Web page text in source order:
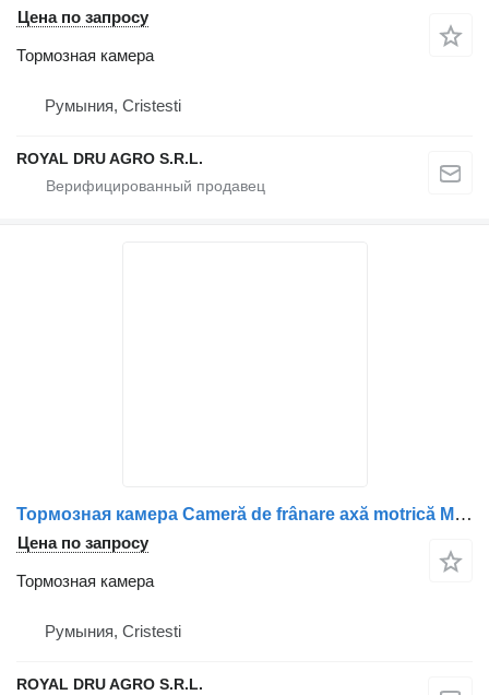
Цена по запросу
Тормозная камера
Румыния, Cristesti
ROYAL DRU AGRO S.R.L.
Тормозная камера Cameră de frânare axă motrică Mercedes-Benz A0214209318/A0184209 для грузовика
Цена по запросу
Тормозная камера
Румыния, Cristesti
ROYAL DRU AGRO S.R.L.